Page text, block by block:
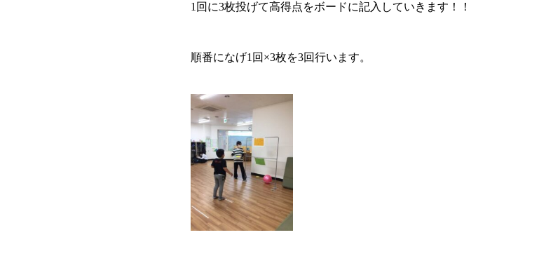
1回に3枚投げて高得点をボードに記入していきます！！
順番になげ1回×3枚を3回行います。